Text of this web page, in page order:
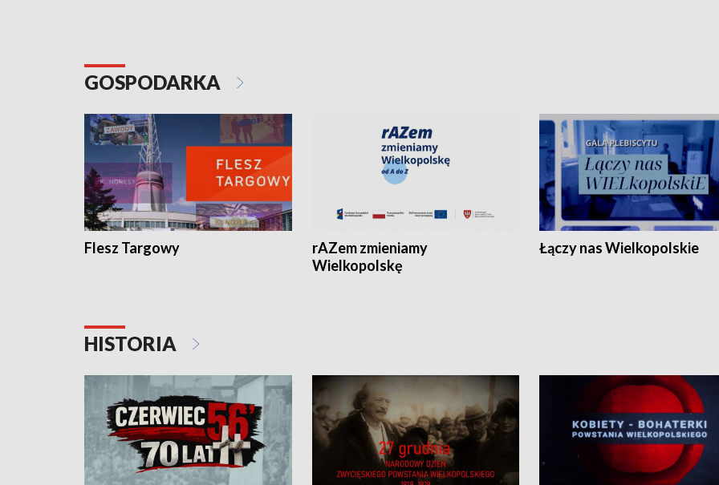
GOSPODARKA
Flesz Targowy
rAZem zmieniamy
Wielkopolskę
Łączy nas Wielkopolskie
HISTORIA